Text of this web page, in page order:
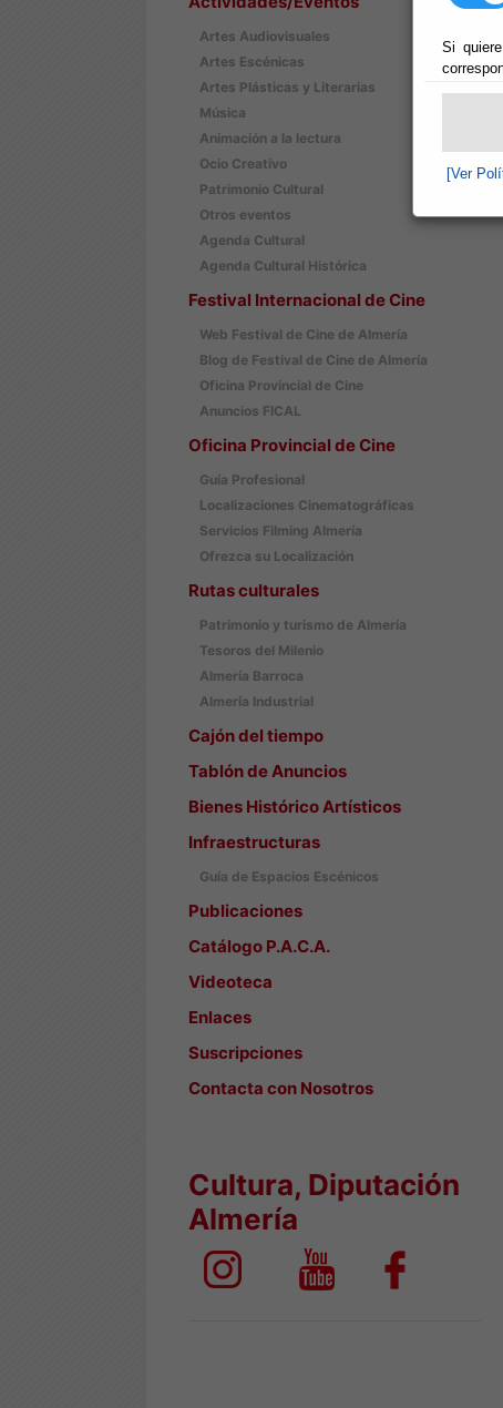
Si
[Ver
Artes Audiovisuales
Artes Escénicas
Artes Plásticas y Literarias
Música
Animación a la lectura
Ocio Creativo
Patrimonio Cultural
Otros eventos
Agenda Cultural
Agenda Cultural Histórica
Festival Internacional de Cine
Web Festival de Cine de Almería
Blog de Festival de Cine de Almería
Oficina Provincial de Cine
Anuncios FICAL
Oficina Provincial de Cine
Guía Profesional
Localizaciones Cinematográficas
Servicios Filming Almería
Ofrezca su Localización
Rutas culturales
Patrimonio y turismo de Almería
Tesoros del Milenio
Almería Barroca
Almería Industrial
Cajón del tiempo
Tablón de Anuncios
Bienes Histórico Artísticos
Infraestructuras
Guía de Espacios Escénicos
Publicaciones
Catálogo P.A.C.A.
Videoteca
Enlaces
Suscripciones
Contacta con Nosotros
Cultura, Diputación
Almería